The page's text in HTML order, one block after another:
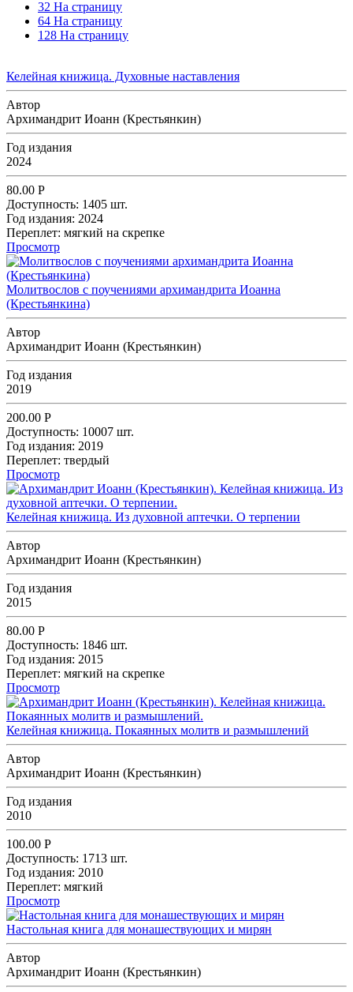
32 На страницу
64 На страницу
128 На страницу
Келейная книжица. Духовные наставления
Автор
Архимандрит Иоанн (Крестьянкин)
Год издания
2024
80.00 Р
Доступность: 1405 шт.
Год издания: 2024
Переплет: мягкий на скрепке
Просмотр
Молитвослов с поучениями архимандрита Иоанна
(Крестьянкина)
Автор
Архимандрит Иоанн (Крестьянкин)
Год издания
2019
200.00 Р
Доступность: 10007 шт.
Год издания: 2019
Переплет: твердый
Просмотр
Келейная книжица. Из духовной аптечки. О терпении
Автор
Архимандрит Иоанн (Крестьянкин)
Год издания
2015
80.00 Р
Доступность: 1846 шт.
Год издания: 2015
Переплет: мягкий на скрепке
Просмотр
Келейная книжица. Покаянных молитв и размышлений
Автор
Архимандрит Иоанн (Крестьянкин)
Год издания
2010
100.00 Р
Доступность: 1713 шт.
Год издания: 2010
Переплет: мягкий
Просмотр
Настольная книга для монашествующих и мирян
Автор
Архимандрит Иоанн (Крестьянкин)